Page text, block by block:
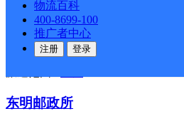
物流百科
400-8699-100
推广者中心
注册 登录
兴东邮政所
邮政国内 更多号码
东明邮政所